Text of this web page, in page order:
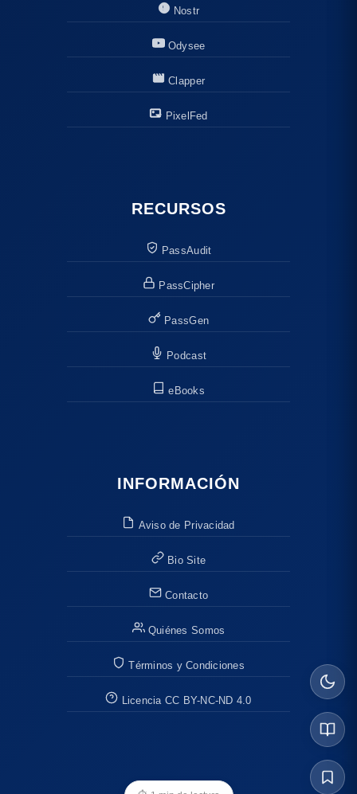
Nostr
Odysee
Clapper
PixelFed
RECURSOS
PassAudit
PassCipher
PassGen
Podcast
eBooks
INFORMACIÓN
Aviso de Privacidad
Bio Site
Contacto
Quiénes Somos
Términos y Condiciones
Licencia CC BY-NC-ND 4.0